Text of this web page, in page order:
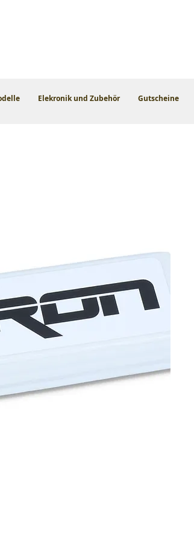
Elekronik und Zubehör Gutscheine